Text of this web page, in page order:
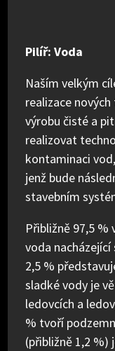
Pilíř: Voda
Naším velkým
realizace
výrobu čisté a
realizovat
kontaminaci
jenž bude
stavebním
Přibližně 97,5 %
voda
2,5 %
sladké vody je
ledovcích a
% tvoří
(přibližně 1,2 %)